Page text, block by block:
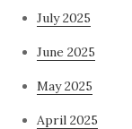
July 2025
June 2025
May 2025
April 2025